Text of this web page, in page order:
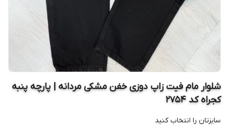
شلوار مام فیت زاپ دوزی خفن مشکی مردانه | پارچه پنبه
کجراه کد ۲۷۵۴
سایزتان را انتخاب کنید